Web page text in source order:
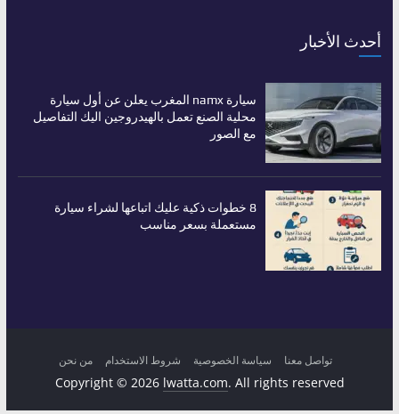
أحدث الأخبار
سيارة namx المغرب يعلن عن أول سيارة
محلية الصنع تعمل بالهيدروجين اليك التفاصيل
مع الصور
8 خطوات ذكية عليك اتباعها لشراء سيارة
مستعملة بسعر مناسب
تواصل معنا سياسة الخصوصية شروط الاستخدام من نحن
Copyright © 2026 lwatta.com. All rights reserved